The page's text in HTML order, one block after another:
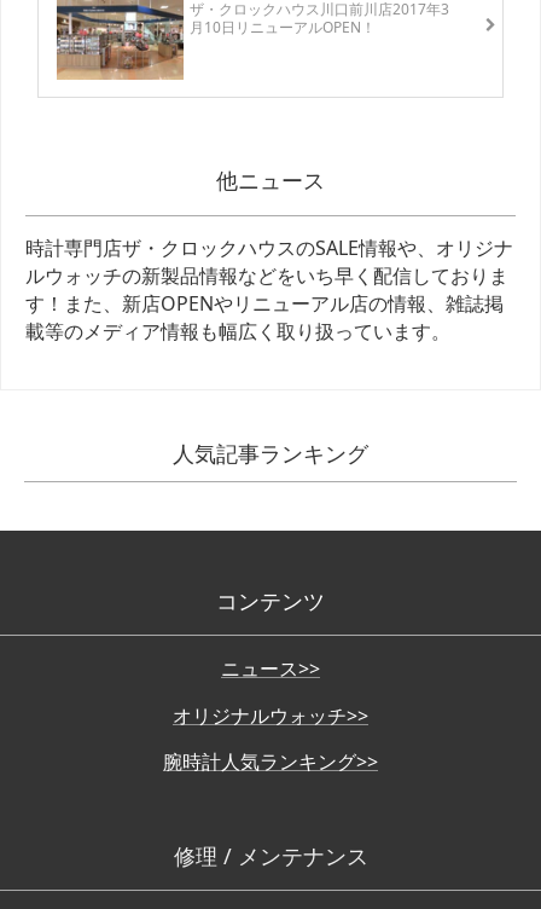
ザ・クロックハウス川口前川店2017年3
月10日リニューアルOPEN！
他ニュース
時計専門店ザ・クロックハウスのSALE情報や、オリジナ
ルウォッチの新製品情報などをいち早く配信しておりま
す！また、新店OPENやリニューアル店の情報、雑誌掲
載等のメディア情報も幅広く取り扱っています。
人気記事ランキング
コンテンツ
ニュース>>
オリジナルウォッチ>>
腕時計人気ランキング>>
修理 / メンテナンス